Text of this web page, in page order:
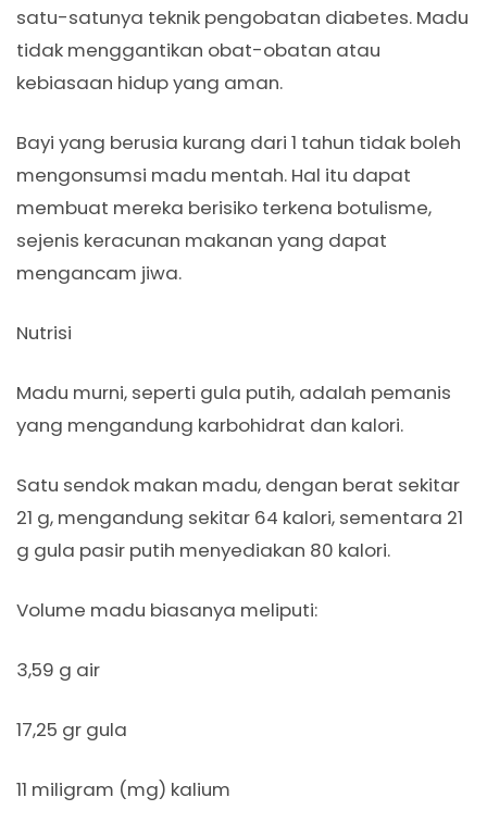
satu-satunya teknik pengobatan diabetes. Madu
tidak menggantikan obat-obatan atau
kebiasaan hidup yang aman.
Bayi yang berusia kurang dari 1 tahun tidak boleh
mengonsumsi madu mentah. Hal itu dapat
membuat mereka berisiko terkena botulisme,
sejenis keracunan makanan yang dapat
mengancam jiwa.
Nutrisi
Madu murni, seperti gula putih, adalah pemanis
yang mengandung karbohidrat dan kalori.
Satu sendok makan madu, dengan berat sekitar
21 g, mengandung sekitar 64 kalori, sementara 21
g gula pasir putih menyediakan 80 kalori.
Volume madu biasanya meliputi:
3,59 g air
17,25 gr gula
11 miligram (mg) kalium